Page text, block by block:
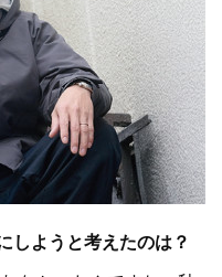
しようと考えたのは？